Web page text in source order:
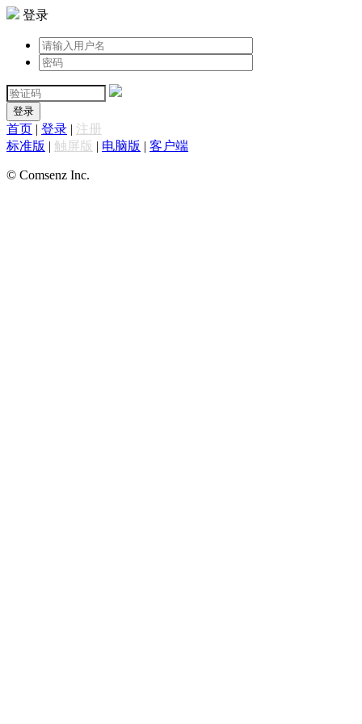
登录
登录
首页 | 登录 | 注册
标准版 | 触屏版 | 电脑版 | 客户端
© Comsenz Inc.